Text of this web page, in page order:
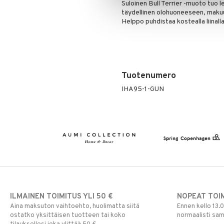
Suloinen Bull Terrier -muoto tuo
täydellinen olohuoneeseen,
Helppo puhdistaa kostealla
Tuotenumero
IHA95-1-GUN
ILMAINEN TOIMITUS YLI 50 €
Aina maksuton vaihtoehto, huolimatta siitä
ostatko yksittäisen tuotteen tai koko
NOPEAT
Ennen kello
normaalisti